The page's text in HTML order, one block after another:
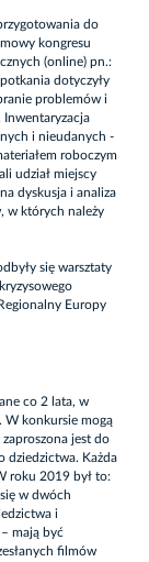
do
kongresu
(online) pn.:
dotyczyły
problemów i
Inwentaryzacja
i nieudanych -
roboczym
udział miejscy
dyskusja i analiza
w których należy
się warsztaty
Europy
co 2 lata, w
W konkursie mogą
jest do
dziedzictwa. Każda
roku 2019 był to:
w dwóch
i
mają być
filmów